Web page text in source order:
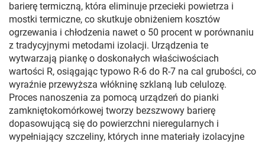
barierę termiczną, która eliminuje przecieki powietrza i
mostki termiczne, co skutkuje obniżeniem kosztów
ogrzewania i chłodzenia nawet o 50 procent w porównaniu
z tradycyjnymi metodami izolacji. Urządzenia te
wytwarzają piankę o doskonałych właściwościach
wartości R, osiągając typowo R-6 do R-7 na cal grubości, co
wyraźnie przewyższa włókninę szklaną lub celulozę.
Proces nanoszenia za pomocą urządzeń do pianki
zamkniętokomórkowej tworzy bezszwowy barierę
dopasowującą się do powierzchni nieregularnych i
wypełniający szczeliny, których inne materiały izolacyjne